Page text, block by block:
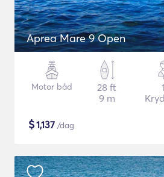
Aprea Mare 9 Open
Motor båd
28 ft
9 m
$1,137 /dag